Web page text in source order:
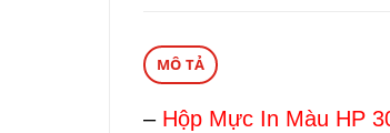
MÔ TẢ
– Hộp Mực In Màu HP